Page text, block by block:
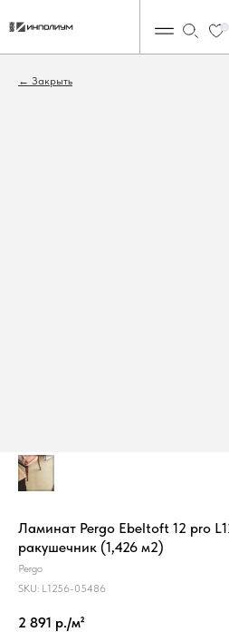
Закрыть
Ламинат Pergo Ebeltoft 12 pro
ракушечник (1,426 м2)
Pergo
SKU: L1256-05486
2 891 р./м²